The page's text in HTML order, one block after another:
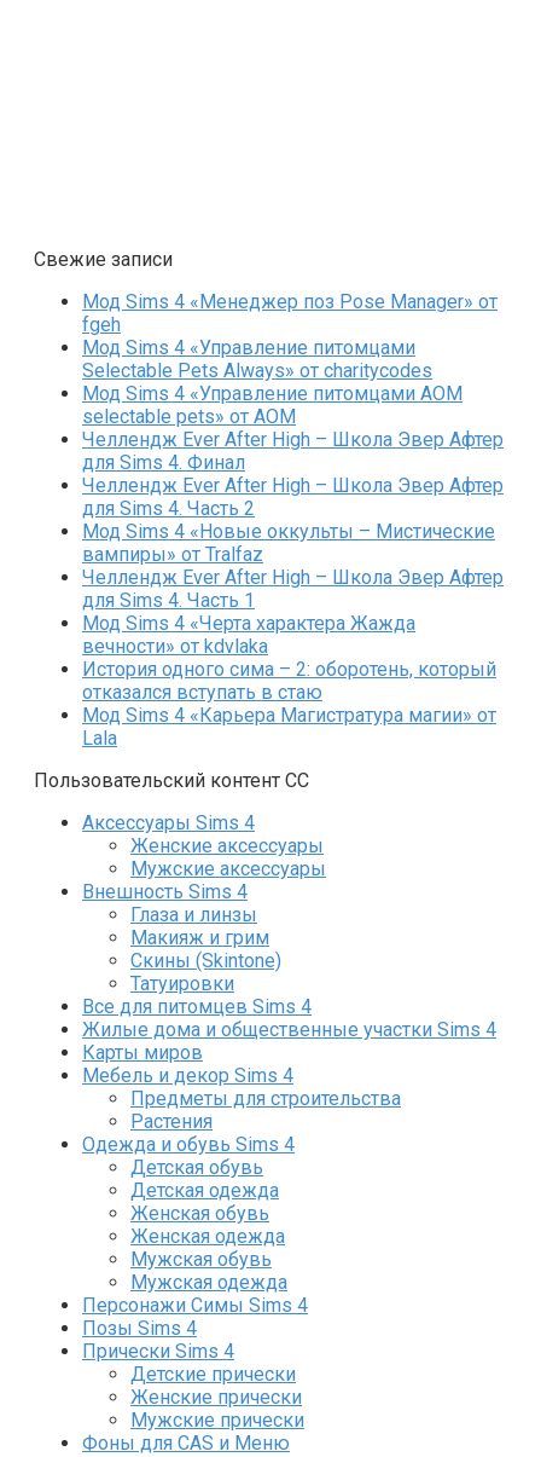
Свежие записи
Мод Sims 4 «Менеджер поз Pose Manager» от
fgeh
Мод Sims 4 «Управление питомцами
Selectable Pets Always» от charitycodes
Мод Sims 4 «Управление питомцами AOM
selectable pets» от AOM
Челлендж Ever After High – Школа Эвер Афтер
для Sims 4. Финал
Челлендж Ever After High – Школа Эвер Афтер
для Sims 4. Часть 2
Мод Sims 4 «Новые оккульты – Мистические
вампиры» от Tralfaz
Челлендж Ever After High – Школа Эвер Афтер
для Sims 4. Часть 1
Мод Sims 4 «Черта характера Жажда
вечности» от kdvlaka
История одного сима – 2: оборотень, который
отказался вступать в стаю
Мод Sims 4 «Карьера Магистратура магии» от
Lala
Пользовательский контент СС
Аксессуары Sims 4
Женские аксессуары
Мужские аксессуары
Внешность Sims 4
Глаза и линзы
Макияж и грим
Скины (Skintone)
Татуировки
Все для питомцев Sims 4
Жилые дома и общественные участки Sims 4
Карты миров
Мебель и декор Sims 4
Предметы для строительства
Растения
Одежда и обувь Sims 4
Детская обувь
Детская одежда
Женская обувь
Женская одежда
Мужская обувь
Мужская одежда
Персонажи Симы Sims 4
Позы Sims 4
Прически Sims 4
Детские прически
Женские прически
Мужские прически
Фоны для CAS и Меню